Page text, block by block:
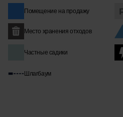
Помещение на продажу
Место хранения отходов
Частные садики
Шлагбаум